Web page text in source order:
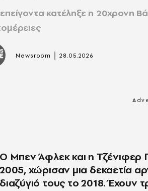
κατέληξε η 20χρονη
Newsroom |28.05.2026
Ο Μπεν Άφλεκ και η Τζένιφερ
2005, χώρισαν μια δεκαετία
διαζύγιό τους το 2018. Έχουν